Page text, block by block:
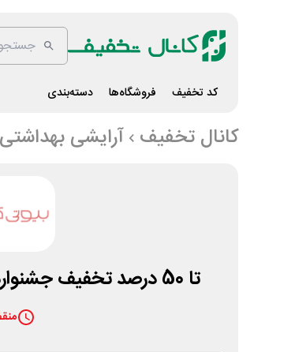
کد تخفیف فروشگاه‌ها دسته‌بندی
کانال تخفیف آرایشی بهداشتی
تا 50 درصد تخفیف جشنواره یکی بخر دوتا ببر بیوتی کد